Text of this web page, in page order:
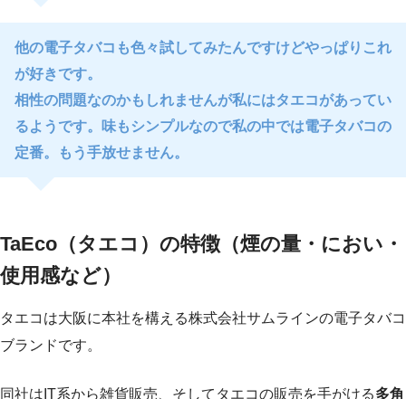
他の電子タバコも色々試してみたんですけどやっぱりこれ
が好きです。
相性の問題なのかもしれませんが私にはタエコがあってい
るようです。味もシンプルなので私の中では電子タバコの
定番。もう手放せません。
TaEco（タエコ）の特徴（煙の量・におい・
使用感など）
タエコは大阪に本社を構える株式会社サムラインの電子タバコ
ブランドです。
同社はIT系から雑貨販売、そしてタエコの販売を手がける多角